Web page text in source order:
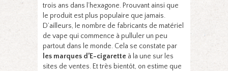
trois ans dans l’hexagone. Prouvant ainsi que
le produit est plus populaire que jamais.
D’ailleurs, le nombre de fabricants de matériel
de vape qui commence à pulluler un peu
partout dans le monde. Cela se constate par
les marques d’E-cigarette à la une sur les
sites de ventes. Et très bientôt, on estime que